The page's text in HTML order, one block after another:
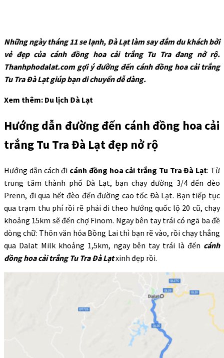
Những ngày tháng 11 se lạnh, Đà Lạt làm say đắm du khách bởi
vẻ đẹp của cánh đồng hoa cải trắng Tu Tra đang nở rộ.
Thanhphodalat.com gợi ý đường đến cánh đồng hoa cải trắng
Tu Tra Đà Lạt giúp bạn di chuyển dễ dàng.
Xem thêm: Du lịch Đà Lạt
Hướng dẫn đường đến cánh đồng hoa cải
trắng Tu Tra Đà Lạt đẹp nở rộ
Hướng dẫn cách đi cánh đồng hoa cải trắng Tu Tra Đà Lạt: Từ
trung tâm thành phố Đà Lạt, bạn chạy đường 3/4 đến đèo
Prenn, đi qua hết đèo đến đường cao tốc Đà Lạt. Bạn tiếp tục
qua trạm thu phí rồi rẽ phải đi theo hướng quốc lộ 20 cũ, chạy
khoảng 15km sẽ đến chợ Finom. Ngay bên tay trái có ngã ba đề
dòng chữ: Thôn văn hóa Bồng Lai thì bạn rẽ vào, rồi chạy thẳng
qua Dalat Milk khoảng 1,5km, ngay bên tay trái là đến cánh
đồng hoa cải trắng Tu Tra Đà Lạtxinh đẹp rồi.